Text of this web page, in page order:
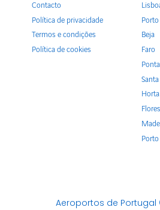
Contacto
Política de privacidade
Termos e condições
Política de cookies
Porto
Beja
Faro
Horta
Flores
Aeroportos de Portugal